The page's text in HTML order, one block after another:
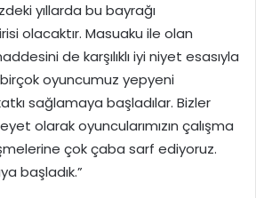
yıllarda bu bayrağı
olacaktır. Masuaku ile olan
de karşılıklı iyi niyet esasıyla
birçok oyuncumuz yepyeni
sağlamaya başladılar. Bizler
olarak oyuncularımızın çalışma
çok çaba sarf ediyoruz.
başladık.”